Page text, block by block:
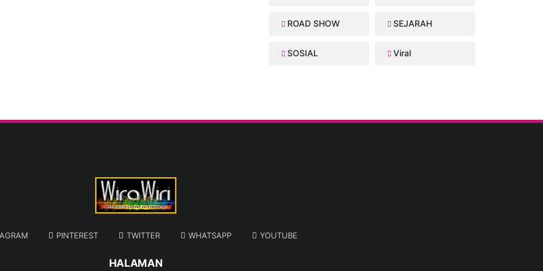
ROAD SHOW SEJARAH
SOSIAL Viral
PINTEREST TWITTER WHATSAPP YOUTUBE
HALAMAN